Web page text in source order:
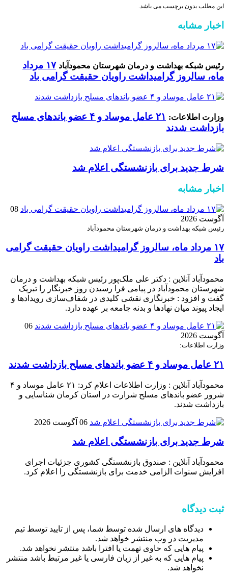
این مطلب بدون برچسب می باشد.
اخبار مشابه
رئیس شبکه بهداشت و درمان شهرستان محمودآباد
۱۷ مرداد
ماه، سالروز گرامیداشت راویان حقیقت گرامی باد
وزارت اطلاعات:
۲۱ عامل موساد و ۴ عضو باند‌های مسلح
بازداشت شدند
شرط جدید برای بازنشستگی اعلام شد
اخبار مشابه
08
آگوست 2026
رئیس شبکه بهداشت و درمان شهرستان محمودآباد
۱۷ مرداد ماه، سالروز گرامیداشت راویان حقیقت گرامی
باد
محمودآباد آنلاین : دکتر علی ملک‌پور رئیس شبکه بهداشت و درمان
شهرستان محمودآباد در پیامی فرا رسیدن روز خبرنگار را تبریک
گفت و افزود : خبرنگاری نقشی کلیدی در شفاف‌سازی رویدادها و
ایجاد پیوند میان نهادها و بدنه جامعه بر عهده دارد.
06
آگوست 2026
وزارت اطلاعات:
۲۱ عامل موساد و ۴ عضو باند‌های مسلح بازداشت شدند
محمودآباد آنلاین : وزارت اطلاعات اعلام کرد: ۲۱ عامل موساد و ۴
شرور عضو باند‌های مسلح شرارت در استان کرمان شناسایی و
بازداشت شدند.
06 آگوست 2026
شرط جدید برای بازنشستگی اعلام شد
محمودآباد آنلاین : صندوق بازنشستگی کشوری جزئیات اجرای
افزایش سنوات الزامی خدمت برای بازنشستگی را اعلام کرد.
ثبت دیدگاه
دیدگاه های ارسال شده توسط شما، پس از تایید توسط تیم
مدیریت در وب منتشر خواهد شد.
پیام هایی که حاوی تهمت یا افترا باشد منتشر نخواهد شد.
پیام هایی که به غیر از زبان فارسی یا غیر مرتبط باشد منتشر
نخواهد شد.